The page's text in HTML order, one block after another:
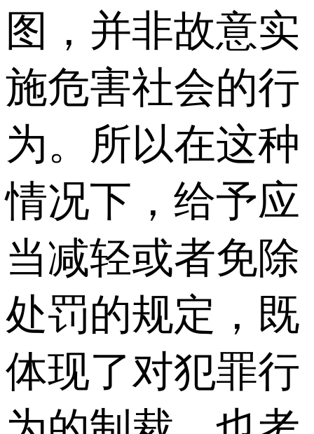
图，并非故意实
施危害社会的行
为。所以在这种
情况下，给予应
当减轻或者免除
处罚的规定，既
体现了对犯罪行